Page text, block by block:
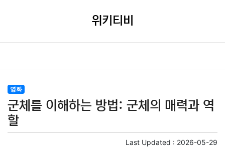
위키티비
영화
군체를 이해하는 방법: 군체의 매력과 역
할
Last Updated : 2026-05-29